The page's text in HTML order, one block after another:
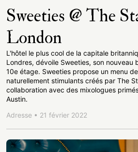
Sweeties @ The
London
L'hôtel le plus cool de la capitale
Londres, dévoile Sweeties, son nouveau
10e étage. Sweeties propose un menu
naturellement stimulants créés par The
collaboration avec des mixologues
Austin.
Adresse • 21 février 2022